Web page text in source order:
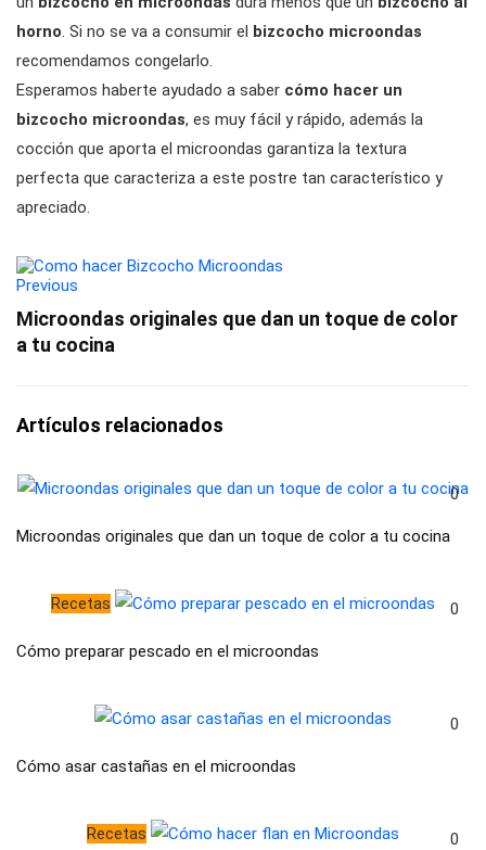
horno. Si no se va a consumir el bizcocho microondas
recomendamos congelarlo.
Esperamos haberte ayudado a saber cómo hacer un
bizcocho microondas, es muy fácil y rápido, además la
cocción que aporta el microondas garantiza la textura
perfecta que caracteriza a este postre tan característico y
apreciado.
Previous
Microondas originales que dan un toque de color
a tu cocina
Artículos relacionados
0
Microondas originales que dan un toque de color a tu cocina
0
Recetas
Cómo preparar pescado en el microondas
0
Cómo asar castañas en el microondas
0
Recetas